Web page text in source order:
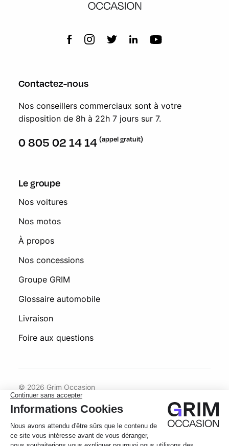
Contactez-nous
Nos conseillers commerciaux sont à votre
disposition de 8h à 22h 7 jours sur 7.
0 805 02 14 14 (appel gratuit)
Le groupe
Nos voitures
Nos motos
À propos
Nos concessions
Groupe GRIM
Glossaire automobile
Livraison
Foire aux questions
© 2026 Grim Occasion
Conditions générales d’utilisation
Politique de confidentialité